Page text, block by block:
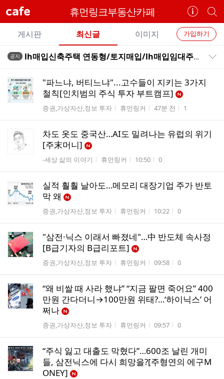
cafe 휴먼링크부동산카페
카
페
정
보
보
기
개
별
카
페
검
카
페
메
가입하기
게시판 최신글 이미지
전
글
공지 lh매입신축주택 연동형/토지매입/lh매입임대주택/lh청년주택/형토지매수/토지매매....
"파느냐, 버티느냐"...고수들이 지키는 3가지
철칙[인치범의 주식 투자 부트캠프]
게시판명
증권,가상자산,정보 투자 작성자
휴먼링커 작성시간
47분 전 조회수
1
차도 옷도 중국산…AI도 밀려나는 유럽의 위기
[주末머니]
게시판명
-세상 삶의 이야기 작성자
휴먼링커 작성시간
10:50 조회수
0
실적 훨훨 날아도…메모리 대장기업 주가 반토
막 왜
게시판명
증권,가상자산,정보 투자 작성자
휴먼링커 작성시간
10:22 조회수
0
"삼전·닉스 이래서 빠졌네"…中 반도체 속사정
[B급기자의 B급리포트]
게시판명
증권,가상자산,정보 투자 작성자
휴먼링커 작성시간
09:58 조회수
0
“왜 비쌀 때 사라 했냐” “지금 팔면 죽어요” 400
만원 간다더니→100만원 위태?…‘하이닉스’ 어
쩌나
게시판명
증권,가상자산,정보 투자 작성자
휴먼링커 작성시간
09:57 조회수
0
“주식 잃고 대출도 막혔다”…600조 날린 개미
들, 삼전닉스에 다시 희망을?[주형연의 에구M
ONEY]